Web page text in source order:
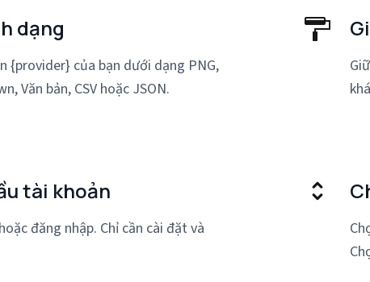
dạng
{provider} của bạn dưới dạng PNG,
Văn bản, CSV hoặc JSON.
tài khoản
đăng nhập. Chỉ cần cài đặt và